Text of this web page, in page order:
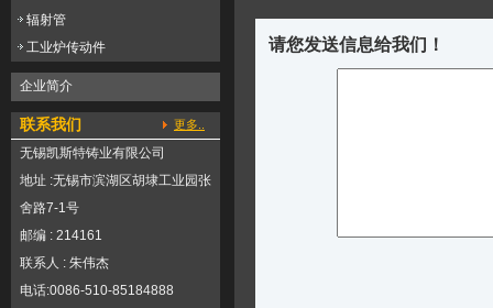
辐射管
工业炉传动件
企业简介
联系我们 更多..
无锡凯斯特铸业有限公司
地址 :无锡市滨湖区胡埭工业园张
舍路7-1号
邮编 : 214161
联系人 : 朱伟杰
电话:0086-510-85184888
请您发送信息给我们！